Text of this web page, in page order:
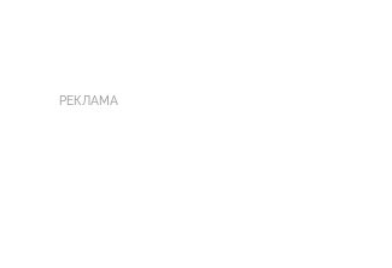
РЕКЛАМА